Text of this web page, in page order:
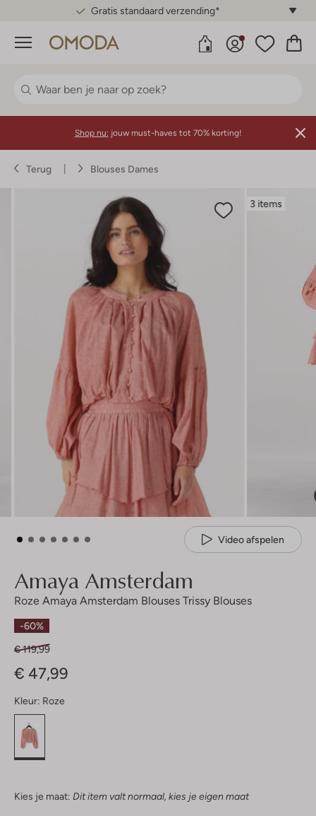
Gratis standaard verzending*
Menu
Shop nu: jouw must-haves tot 70% korting!
Terug Blouses Dames
3 items
Video afspelen
Amaya Amsterdam
Roze Amaya Amsterdam Blouses Trissy Blouses
-60%
€ 119,99
€ 47,99
Kleur: Roze
Kies je maat: Dit item valt normaal, kies je eigen maat